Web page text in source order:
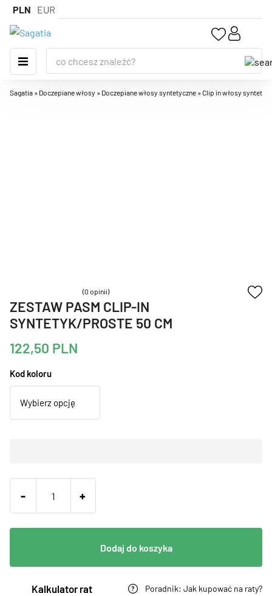
PLN EUR
Sagatia » Doczepiane włosy » Doczepiane włosy syntetyczne »Clip in włosy
(0 opinii)
ZESTAW PASM CLIP-IN
SYNTETYK/PROSTE 50 CM
122,50 PLN
Kod koloru
- +
Dodaj do koszyka
Kalkulator rat Poradnik: Jak kupować na raty?